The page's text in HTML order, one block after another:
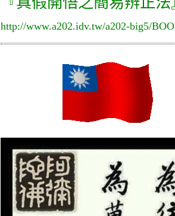
http://www.a202.idv.tw/a202-big5/